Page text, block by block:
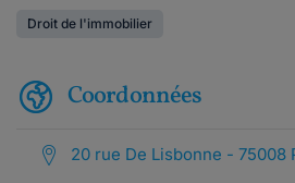
Droit de l'immobilier
Coordonnées
20 rue De Lisbonne - 75008